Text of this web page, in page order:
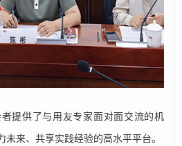
提供了与用友专家面对面交流的机
来、共享实践经验的高水平平台。